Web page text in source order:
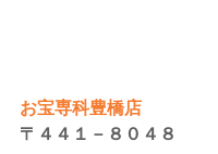
お宝専科豊橋店
〒４４１－８０４８